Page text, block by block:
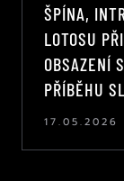
ŠPÍNA,
LOTOSU
OBSAZENÍ
PŘÍBĚHU
17.05.2026